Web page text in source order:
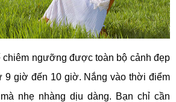
chiêm ngưỡng được toàn bộ cảnh đẹp
9 giờ đến 10 giờ. Nắng vào thời điểm
nhẹ nhàng dịu dàng. Bạn chỉ cần